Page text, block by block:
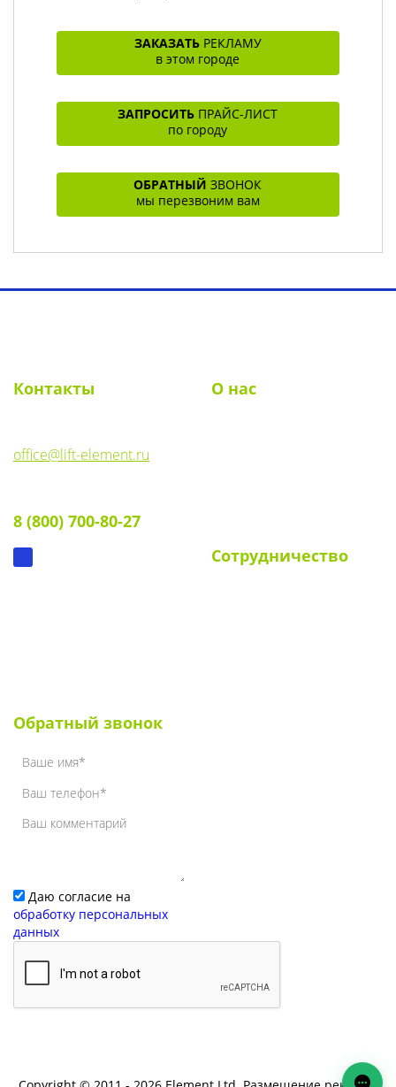
ЗАКАЗАТЬРЕКЛАМУ
в этом городе
ЗАПРОСИТЬ ПРАЙС-ЛИСТ
по городу
ОБРАТНЫЙ ЗВОНОК
мы перезвоним вам
Контакты
office@lift-element.ru
8 (800) 700-80-27
О нас
Сотрудничество
Обратный звонок
Даю согласие на
обработку персональных
данных